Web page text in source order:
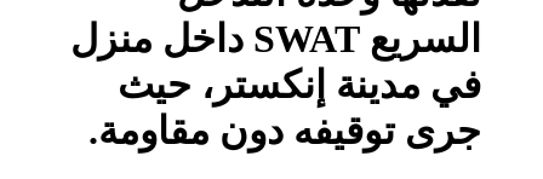
السريع SWAT داخل منزل
في مدينة إنكستر، حيث
جرى توقيفه دون مقاومة.